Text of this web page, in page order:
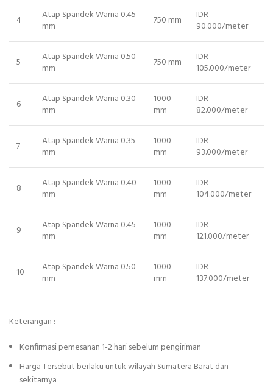
4
Atap Spandek Warna 0.45
mm
750 mm
IDR
90.000/meter
5
Atap Spandek Warna 0.50
mm
750 mm
IDR
105.000/meter
6
Atap Spandek Warna 0.30
mm
1000
mm
IDR
82.000/meter
7
Atap Spandek Warna 0.35
mm
1000
mm
IDR
93.000/meter
8
Atap Spandek Warna 0.40
mm
1000
mm
IDR
104.000/meter
9
Atap Spandek Warna 0.45
mm
1000
mm
IDR
121.000/meter
10
Atap Spandek Warna 0.50
mm
1000
mm
IDR
137.000/meter
Keterangan :
Konfirmasi pemesanan 1-2 hari sebelum pengiriman
Harga Tersebut berlaku untuk wilayah Sumatera Barat dan
sekitarnya